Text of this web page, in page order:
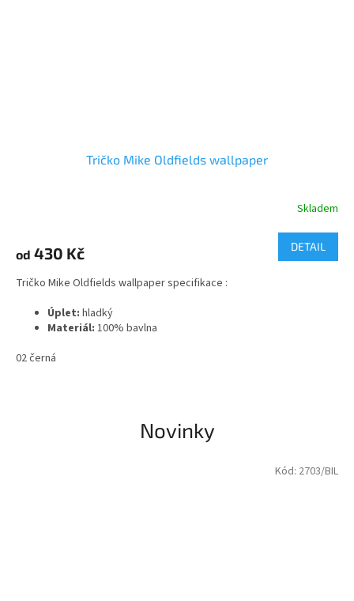
Tričko Mike Oldfields wallpaper
je
z
hvězdiček.
Skladem
od 430 Kč DETAIL
Tričko Mike Oldfields wallpaper specifikace :
Úplet: hladký
Materiál: 100% bavlna
02 černá
Novinky
Kód: 2703/BIL